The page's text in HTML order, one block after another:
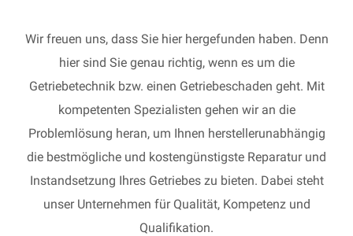
Wir freuen uns, dass Sie hier hergefunden haben. Denn
hier sind Sie genau richtig, wenn es um die
Getriebetechnik bzw. einen Getriebeschaden geht. Mit
kompetenten Spezialisten gehen wir an die
Problemlösung heran, um Ihnen herstellerunabhängig
die bestmögliche und kostengünstigste Reparatur und
Instandsetzung Ihres Getriebes zu bieten. Dabei steht
unser Unternehmen für Qualität, Kompetenz und
Qualifikation.